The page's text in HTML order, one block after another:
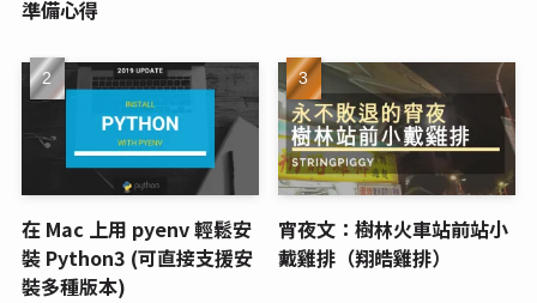
準備心得
在 Mac 上用 pyenv 輕鬆安
裝 Python3 (可直接支援安
裝多種版本)
宵夜文：樹林火車站前站小
戴雞排（翔皓雞排）